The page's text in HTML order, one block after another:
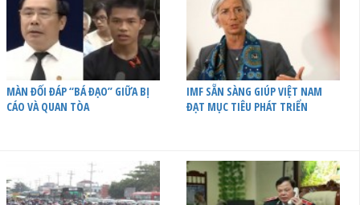
MÀN ĐỐI ĐÁP “BÁ ĐẠO” GIỮA BỊ
CÁO VÀ QUAN TÒA
IMF SẴN SÀNG GIÚP VIỆT NAM
ĐẠT MỤC TIÊU PHÁT TRIỂN